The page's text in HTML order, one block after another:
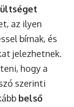
az ilyen
bírnak, és
jelezhetnek.
hogy a
szerinti
belső